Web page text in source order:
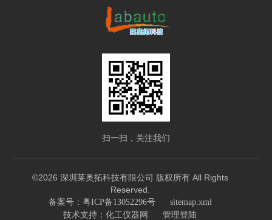
扫一扫，关注我们
©2026 深圳莱奥拓科技有限公司 版权所有 All Rights
Reserved.
备案号：粤ICP备13052296号 sitemap.xml
技术支持： 化工仪器网 管理登陆